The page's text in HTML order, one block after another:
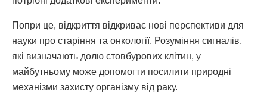
Попри це, відкриття відкриває нові перспективи для
науки про старіння та онкології. Розуміння сигналів,
які визначають долю стовбурових клітин, у
майбутньому може допомогти посилити природні
механізми захисту організму від раку.